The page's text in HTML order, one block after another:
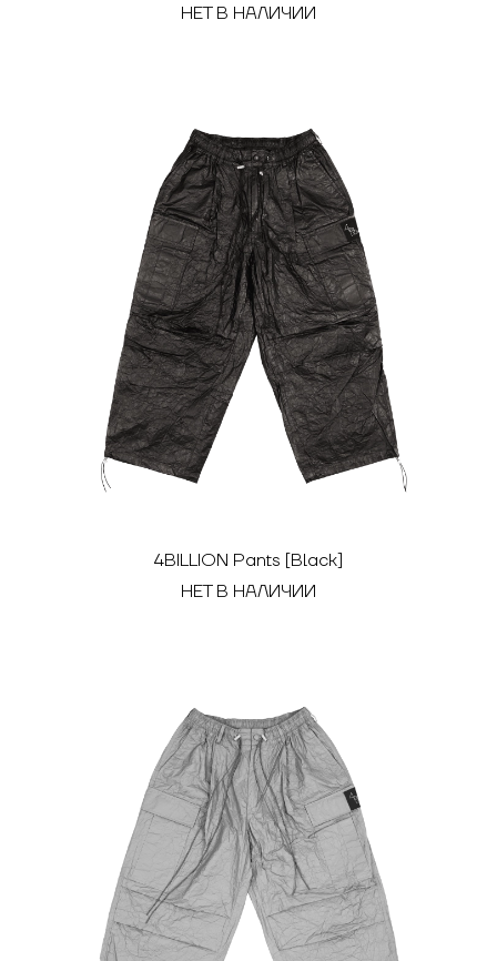
НЕТ В НАЛИЧИИ
4BILLION Pants [Black]
НЕТ В НАЛИЧИИ